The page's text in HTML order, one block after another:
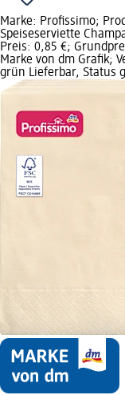
Marke: Profissimo;
Speiseserviette
Preis: 0,85 €;
Marke von dm Grafik;
grün Lieferbar, Status